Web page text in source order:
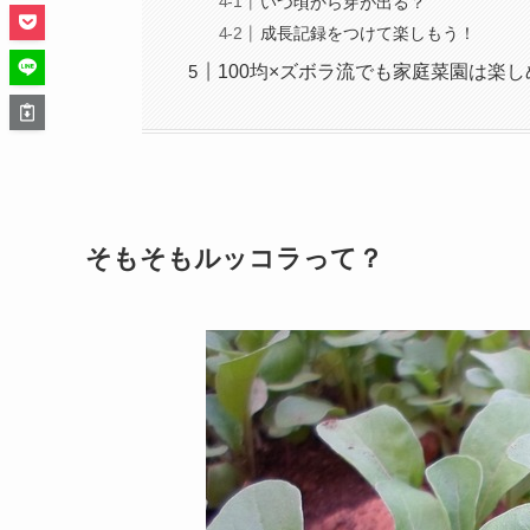
成長記録をつけて楽しもう！
100均×ズボラ流でも家庭菜園は楽
そもそもルッコラって？